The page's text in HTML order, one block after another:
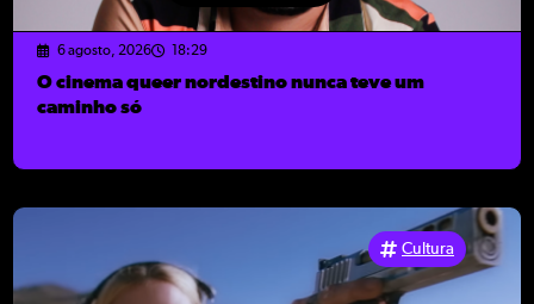
6 agosto, 2026 18:29
O cinema queer nordestino nunca teve um
caminho só
Cultura